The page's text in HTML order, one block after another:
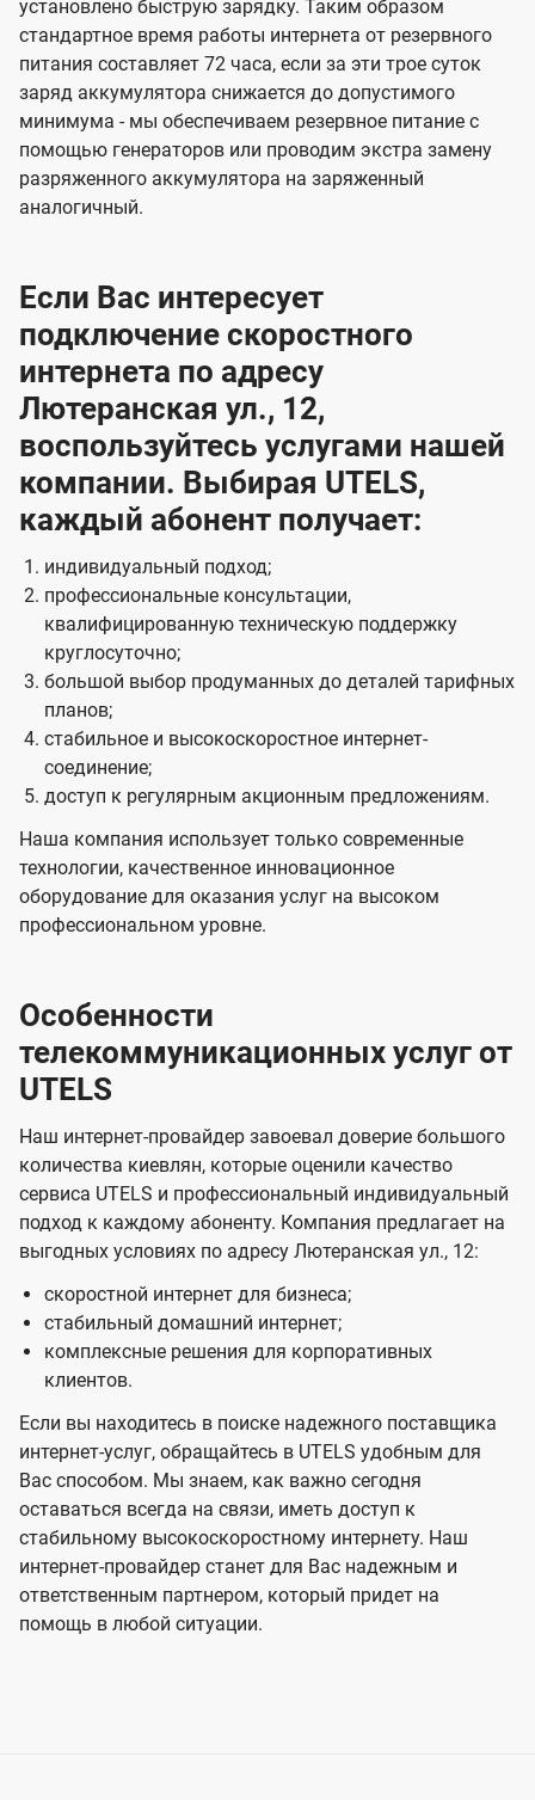
установлено быструю зарядку. Таким образом
стандартное время работы интернета от резервного
питания составляет 72 часа, если за эти трое суток
заряд аккумулятора снижается до допустимого
минимума - мы обеспечиваем резервное питание с
помощью генераторов или проводим экстра замену
разряженного аккумулятора на заряженный
аналогичный.
Если Вас интересует
подключение скоростного
интернета по адресу
Лютеранская ул., 12,
воспользуйтесь услугами нашей
компании. Выбирая UTELS,
каждый абонент получает:
индивидуальный подход;
профессиональные консультации,
квалифицированную техническую поддержку
круглосуточно;
большой выбор продуманных до деталей тарифных
планов;
стабильное и высокоскоростное интернет-
соединение;
доступ к регулярным акционным предложениям.
Наша компания использует только современные
технологии, качественное инновационное
оборудование для оказания услуг на высоком
профессиональном уровне.
Особенности
телекоммуникационных услуг от
UTELS
Наш интернет-провайдер завоевал доверие большого
количества киевлян, которые оценили качество
сервиса UTELS и профессиональный индивидуальный
подход к каждому абоненту. Компания предлагает на
выгодных условиях по адресу Лютеранская ул., 12:
скоростной интернет для бизнеса;
стабильный домашний интернет;
комплексные решения для корпоративных
клиентов.
Если вы находитесь в поиске надежного поставщика
интернет-услуг, обращайтесь в UTELS удобным для
Вас способом. Мы знаем, как важно сегодня
оставаться всегда на связи, иметь доступ к
стабильному высокоскоростному интернету. Наш
интернет-провайдер станет для Вас надежным и
ответственным партнером, который придет на
помощь в любой ситуации.